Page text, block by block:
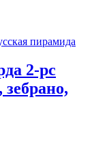
пирамида
2-pc